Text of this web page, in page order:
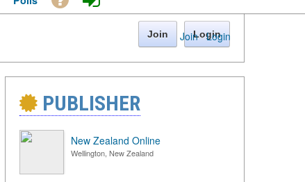
Join · Login
Join Login
PUBLISHER
New Zealand Online
Wellington, New Zealand